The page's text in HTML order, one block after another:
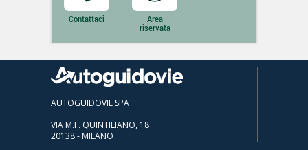
Contattaci Area
riservata
AUTOGUIDOVIE SPA
VIA M.F. QUINTILIANO, 18
20138 - MILANO